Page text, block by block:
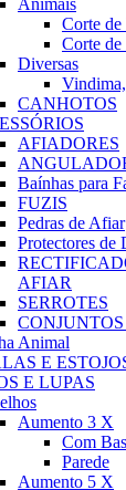
Animais
Corte de
Corte de
Diversas
CANHOTOS
AFIADORES
Baínhas para
FUZIS
Pedras de Afiar
Protectores de
AFIAR
SERROTES
Animal
E
E LUPAS
Aumento 3 X
Com
Parede
Aumento 5 X